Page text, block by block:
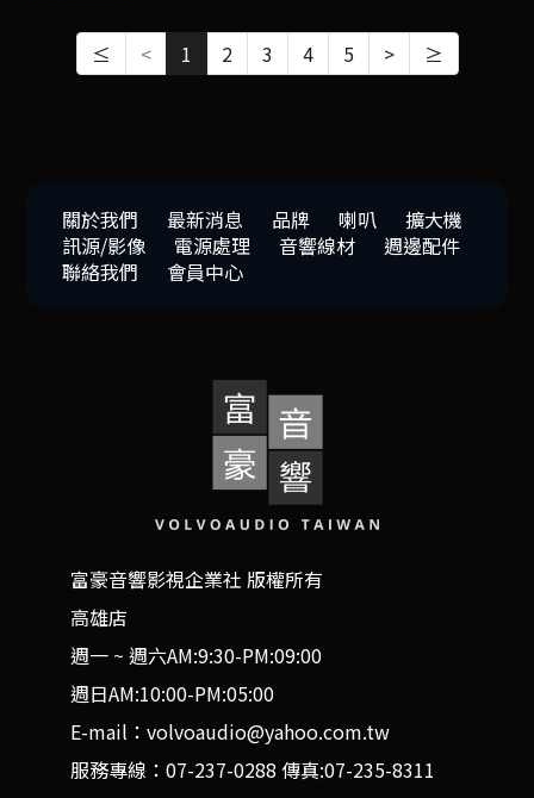
≤ < 1 2 3 4 5 > ≥
關於我們 最新消息 品牌 喇叭
擴大機
訊源/影像
電源處理 音響線材
週邊配件
聯絡我們
會員中心
富豪音響影視企業社 版權所有
高雄店
週一 ~ 週六AM:9:30-PM:09:00
週日AM:10:00-PM:05:00
E-mail：volvoaudio@yahoo.com.tw
服務專線：07-237-0288 傳真:07-235-8311